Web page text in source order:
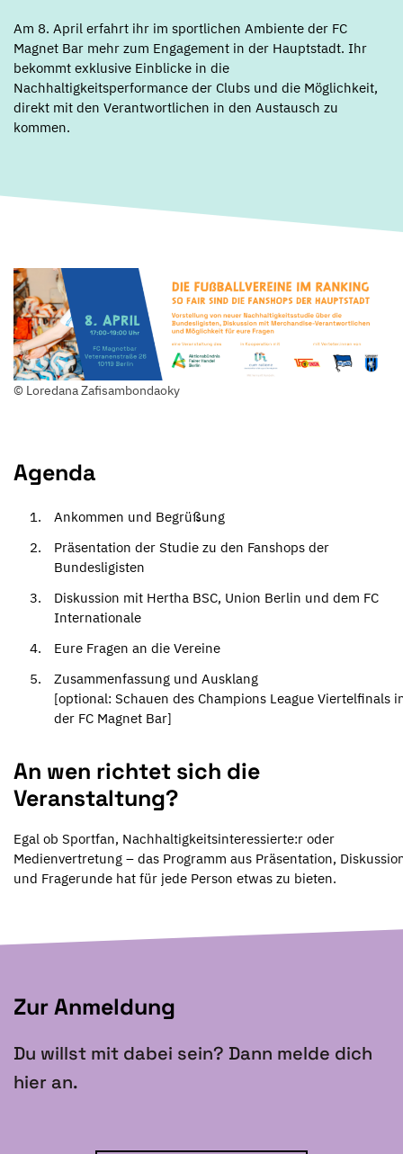
Am 8. April erfahrt ihr im sportlichen Ambiente der FC
Magnet Bar mehr zum Engagement in der Hauptstadt. Ihr
bekommt exklusive Einblicke in die
Nachhaltigkeitsperformance der Clubs und die Möglichkeit,
direkt mit den Verantwortlichen in den Austausch zu
kommen.
© Loredana Zafisambondaoky
Agenda
Ankommen und Begrüßung
Präsentation der Studie zu den Fanshops der
Bundesligisten
Diskussion mit Hertha BSC, Union Berlin und dem FC
Internationale
Eure Fragen an die Vereine
Zusammenfassung und Ausklang
[optional: Schauen des Champions League Viertelfinals
der FC Magnet Bar]
An wen richtet sich die
Veranstaltung?
Egal ob Sportfan, Nachhaltigkeitsinteressierte:r oder
Medienvertretung – das Programm aus Präsentation,
und Fragerunde hat für jede Person etwas zu bieten.
Zur Anmeldung
Du willst mit dabei sein? Dann melde dich
hier an.